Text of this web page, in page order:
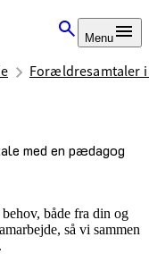
Menu
Forældresamtaler i
med en pædagog
både fra din og
så vi sammen